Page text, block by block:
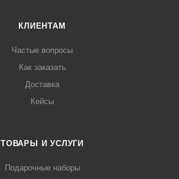
КЛИЕНТАМ
Частые вопросы
Как заказать
Доставка
Кейсы
ТОВАРЫ И УСЛУГИ
Подарочные наборы